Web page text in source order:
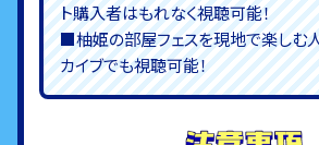
ト購入者はもれなく視聴可能！
■柚姫の部屋フェスを現地で楽しむ
カイブでも視聴可能！